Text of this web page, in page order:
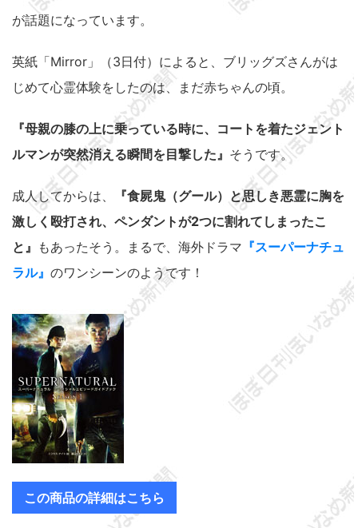
が話題になっています。
英紙「Mirror」（3日付）によると、ブリッグズさんがは
じめて心霊体験をしたのは、まだ赤ちゃんの頃。
『母親の膝の上に乗っている時に、コートを着たジェント
ルマンが突然消える瞬間を目撃した』 そうです。
成人してからは、
『食屍鬼（グール）と思しき悪霊に胸を
激しく殴打され、ペンダントが2つに割れてしまったこ
と』 もあったそう。まるで、海外ドラマ 『スーパーナチュ
ラル』 のワンシーンのようです！
この商品の詳細はこちら